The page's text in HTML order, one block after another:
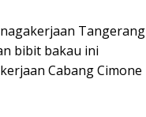
Tangerang
bibit bakau ini
Cabang Cimone